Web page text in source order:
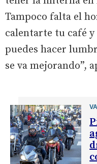
Tampoco falta el
calentarte tu café
puedes hacer
se va mejorando”,